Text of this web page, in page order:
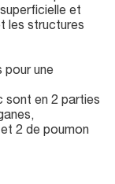
et
les structures
pour une
sont en 2 parties
2 de poumon